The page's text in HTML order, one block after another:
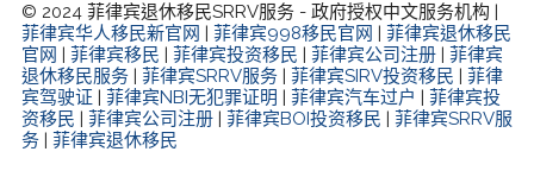
© 2024 菲律宾退休移民SRRV服务 - 政府授权中文服务机构 |
菲律宾华人移民新官网
菲律宾998移民官网
菲律宾退休移民
官网
菲律宾移民 菲律宾投资移民 菲律宾公司注册
菲律宾
退休移民服务
菲律宾SRRV服务 菲律宾SIRV投资移民
菲律
宾驾驶证
菲律宾NBI无犯罪证明 菲律宾汽车过户
菲律宾投
资移民
菲律宾公司注册 菲律宾BOI投资移民
菲律宾SRRV服
务
菲律宾退休移民